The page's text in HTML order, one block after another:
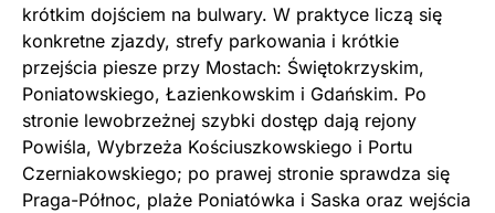
krótkim dojściem na bulwary. W praktyce liczą się
konkretne zjazdy, strefy parkowania i krótkie
przejścia piesze przy Mostach: Świętokrzyskim,
Poniatowskiego, Łazienkowskim i Gdańskim. Po
stronie lewobrzeżnej szybki dostęp dają rejony
Powiśla, Wybrzeża Kościuszkowskiego i Portu
Czerniakowskiego; po prawej stronie sprawdza się
Praga-Północ, plaże Poniatówka i Saska oraz wejścia